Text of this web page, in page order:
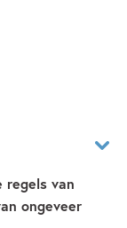
regels van
ongeveer